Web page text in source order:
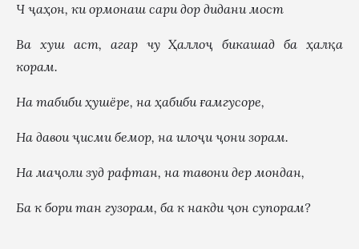
Ч ҷаҳон, ки ормонаш сари дор дидани мост
Ва хуш аст, агар чуҲаллоҷ бикашад ба ҳалқа
корам.
На табибиҳушёре, на ҳабибиғамгусоре,
На давоиҷисми бемор, на илоҷиҷони зорам.
На маҷоли зуд рафтан, на тавони дер мондан,
Ба к бори тан гузорам, ба к накдиҷон супорам?